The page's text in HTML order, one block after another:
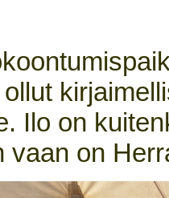
Ilo on
vaan on